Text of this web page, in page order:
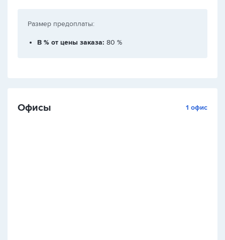
Размер предоплаты:
В % от цены заказа: 80 %
Офисы 1 офис